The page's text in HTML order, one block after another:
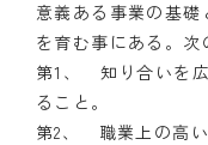
意義ある事業の基
を育む事にある。次
第1、 知り合いを
ること。
第2、 職業上の高